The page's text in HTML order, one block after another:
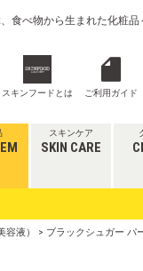
食べ物から生まれた化粧品
スキンフードとは ご利用ガイド
スキンケア
SKIN CARE
容液） > ブラックシュガー パ